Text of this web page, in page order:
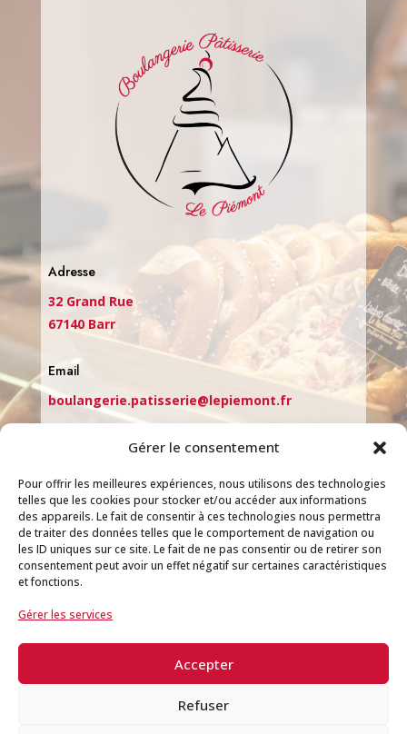
Gérer le consentement
Pour offrir les meilleures expériences, nous utilisons des technologies
telles que les cookies pour stocker et/ou accéder aux informations
des appareils. Le fait de consentir à ces technologies nous permettra
de traiter des données telles que le comportement de navigation ou
les ID uniques sur ce site. Le fait de ne pas consentir ou de retirer son
consentement peut avoir un effet négatif sur certaines caractéristiques
et fonctions.
Gérer les services
Accepter
Refuser
Adresse
32 Grand Rue
67140 Barr
Email
boulangerie.patisserie@lepiemont.fr
03 88 08 92 70
Horaires
Mardi au Vendredi : 6h-19h
Samedi 6h-15h
Dimanche 7h-12h